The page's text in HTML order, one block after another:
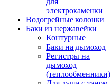
электрокаменки
Водогрейные колонки
Баки из нержавейки
Контурные
Баки на дымоход
Регистры на
дымоход
(теплообменники)